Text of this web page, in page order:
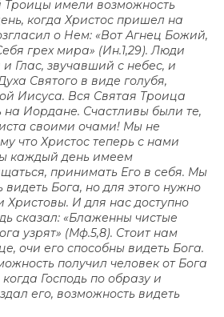
Троицы имели возможность
когда Христос пришел на
о Нем: «Вот Агнец Божий,
грех мира» (Ин.1,29). Люди
Глас, звучавший с небес, и
Святого в виде голубя,
Иисуса. Вся Святая Троица
на Иордане. Счастливы были те,
своими очами! Мы не
что Христос теперь с нами
каждый день имеем
принимать Его в себя. Мы
Бога, но для этого нужно
Христовы. И для нас доступно
сказал: «Блаженны чистые
узрят» (Мф.5,8). Стоит нам
очи его способны видеть Бога.
получил человек от Бога
Господь по образу и
его, возможность видеть